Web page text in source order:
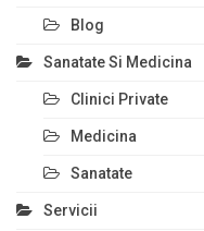
Blog
Sanatate Si Medicina
Clinici Private
Medicina
Sanatate
Servicii